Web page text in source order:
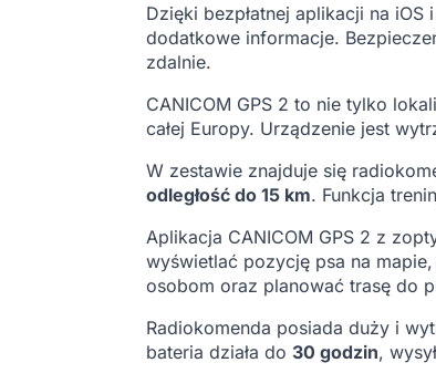
Dzięki bezpłatnej aplikacji na
dodatkowe informacje.
zdalnie.
CANICOM GPS 2 to nie tylko
całej Europy. Urządzenie jest
W zestawie znajduje się
odległość do 15 km. Funkcja
Aplikacja CANICOM GPS 2 z
wyświetlać pozycję psa na
osobom oraz planować trasę do
Radiokomenda posiada duży i
bateria działa do 30 godzin,